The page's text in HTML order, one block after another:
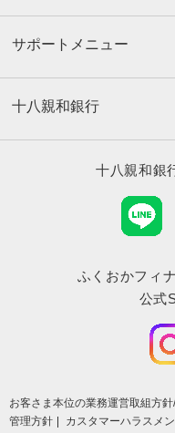
サポートメニュー
十八親和銀行
十八親和銀
ふくおかフィ
公式
お客さま本位の業務運営取組⽅
管理方針
カスタマーハラスメ